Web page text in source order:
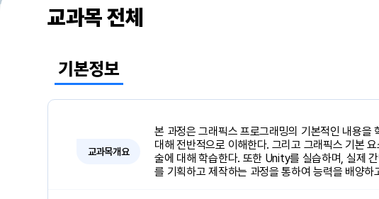
교과목 전체
기본정보
교과목개요
본 과정은 그래픽스 프로그래밍의 기본적인 내용을
대해 전반적으로 이해한다. 그리고 그래픽스 기본
술에 대해 학습한다. 또한 Unity를 실습하며, 실제
를 기획하고 제작하는 과정을 통하여 능력을 배양하